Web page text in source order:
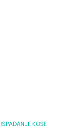
ISPADANJE KOSE